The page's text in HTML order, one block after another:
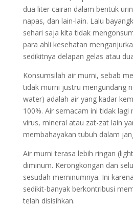
dua liter cairan dalam bentuk
napas, dan lain-lain. Lalu
sehari saja kita tidak
para ahli kesehatan
sedikitnya delapan gelas atau
Konsumsilah air murni, sebab
tidak murni justru mengundang
water) adalah air yang kadar
100%. Air semacam ini tidak lagi
virus, mineral atau zat-zat lain
membahayakan tubuh dalam
Air murni terasa lebih ringan
diminum. Kerongkongan dan
sesudah meminumnya. Ini
sedikit-banyak berkontribusi
telah disisihkan.